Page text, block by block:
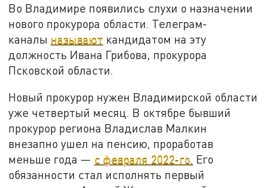
Во Владимире появились слухи о назначении
нового прокурора области. Телеграм-
каналы называют кандидатом на эту
должность Ивана Грибова, прокурора
Псковской области.
Новый прокурор нужен Владимирской области
уже четвертый месяц. В октябре бывший
прокурор региона Владислав Малкин
внезапно ушел на пенсию, проработав
меньше года — с февраля 2022-го. Его
обязанности стал исполнять первый